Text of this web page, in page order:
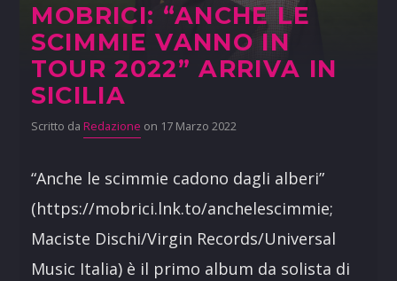
MOBRICI: “ANCHE LE
SCIMMIE VANNO IN
TOUR 2022” ARRIVA IN
SICILIA
Scritto da Redazione on 17 Marzo 2022
“Anche le scimmie cadono dagli alberi”
(https://mobrici.lnk.to/anchelescimmie;
Maciste Dischi/Virgin Records/Universal
Music Italia) è il primo album da solista di